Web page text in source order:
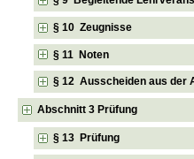
§ 10 Zeugnisse
§ 11 Noten
§ 12 Ausscheiden aus der
Abschnitt 3 Prüfung
§ 13 Prüfung